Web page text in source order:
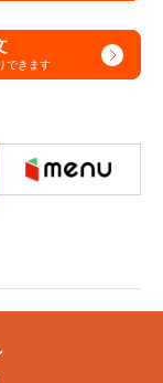
できます